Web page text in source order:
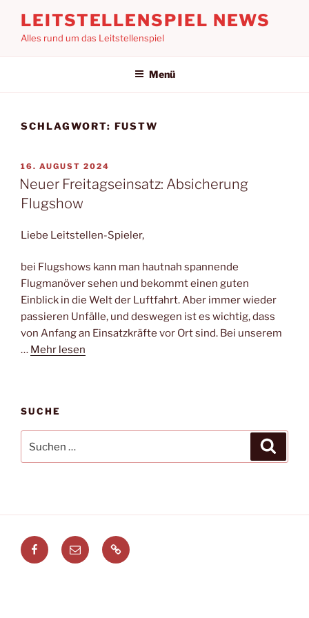
Inhalt
springen
LEITSTELLENSPIEL NEWS
Alles rund um das Leitstellenspiel
Menü
SCHLAGWORT: FUSTW
VERÖFFENTLICHT
AM
16. AUGUST 2024
Neuer Freitagseinsatz: Absicherung
Flugshow
Liebe Leitstellen-Spieler,
bei Flugshows kann man hautnah spannende
Flugmanöver sehen und bekommt einen guten
Einblick in die Welt der Luftfahrt. Aber immer wieder
passieren Unfälle, und deswegen ist es wichtig, dass
von Anfang an Einsatzkräfte vor Ort sind. Bei unserem
… Mehr lesen
SUCHE
nach:
Facebook
E-
Mail
Leitstellenspiel.de